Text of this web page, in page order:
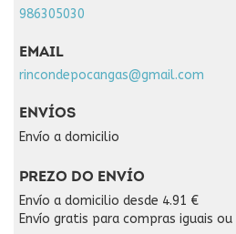
986305030
EMAIL
rincondepocangas@gmail.com
ENVÍOS
Envío a domicilio
PREZO DO ENVÍO
Envío a domicilio desde 4.91 €
Envío gratis para compras iguais